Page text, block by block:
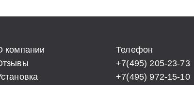
компании
Телефон
+7(495) 205-23-73
+7(495) 972-15-10